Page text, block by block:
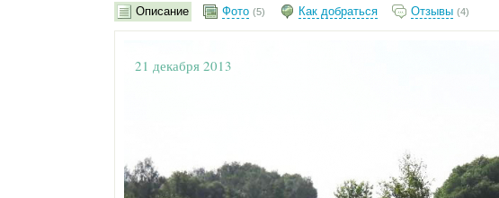
Описание Фото (5) Как добраться Отзывы (4)
21 декабря 2013